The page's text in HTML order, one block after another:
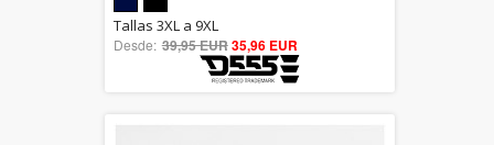
5.00
out of 5
Tallas 3XL a 9XL
Desde: 39,95 EUR35,96 EUR